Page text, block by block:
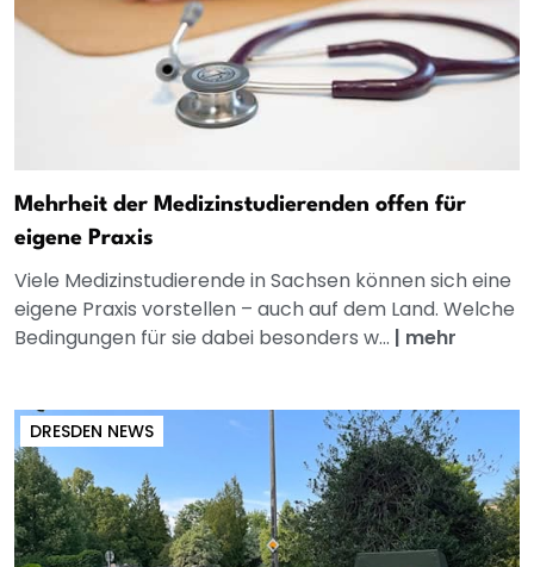
Mehrheit der Medizinstudierenden offen für
eigene Praxis
Viele Medizinstudierende in Sachsen können sich eine
eigene Praxis vorstellen – auch auf dem Land. Welche
Bedingungen für sie dabei besonders w... | mehr
DRESDEN NEWS